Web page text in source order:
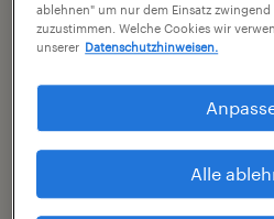
ablehnen" um nur dem Einsatz
zuzustimmen. Welche Cookies wir
unserer Datenschutzhinweisen.
Alle